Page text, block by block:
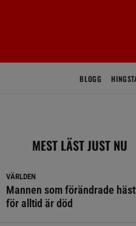
BLOGG
MEST LÄST JUST NU
VÄRLDEN
Mannen som förändrade
för alltid är död